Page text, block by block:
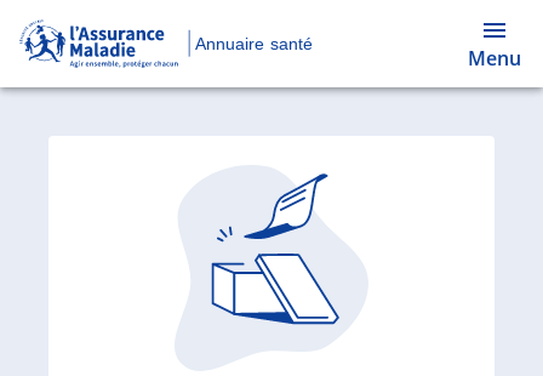
Annuaire santé
Menu